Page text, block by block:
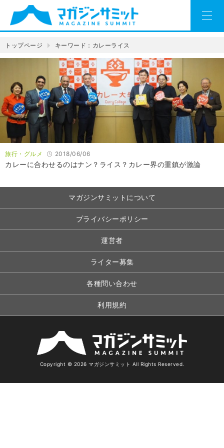
トップページ キーワード：カレーライス
旅行・グルメ 2018/06/06
カレーに合わせるのはナン？ライス？カレー界の重鎮が激論
マガジンサミットについて
プライバシーポリシー
運営者
ライター募集
各種問い合わせ
利用規約
Copyright © 2026 マガジンサミット All Rights Reserved.